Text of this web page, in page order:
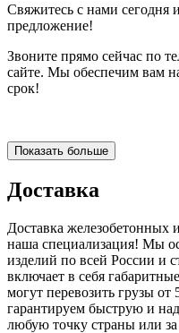
Свяжитесь с нами сегодня
предложение!
Звоните прямо сейчас по
сайте. Мы обеспечим вам
срок!
Показать больше
Доставка
Доставка
наша специализация! Мы
изделий по всей России и
включает в себя
могут перевозить грузы
гарантируем быструю и
любую точку страны или за